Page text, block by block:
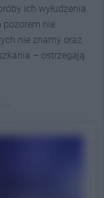
ich wyłudzenia.
pozorem nie
nie znamy oraz
– ostrzegają